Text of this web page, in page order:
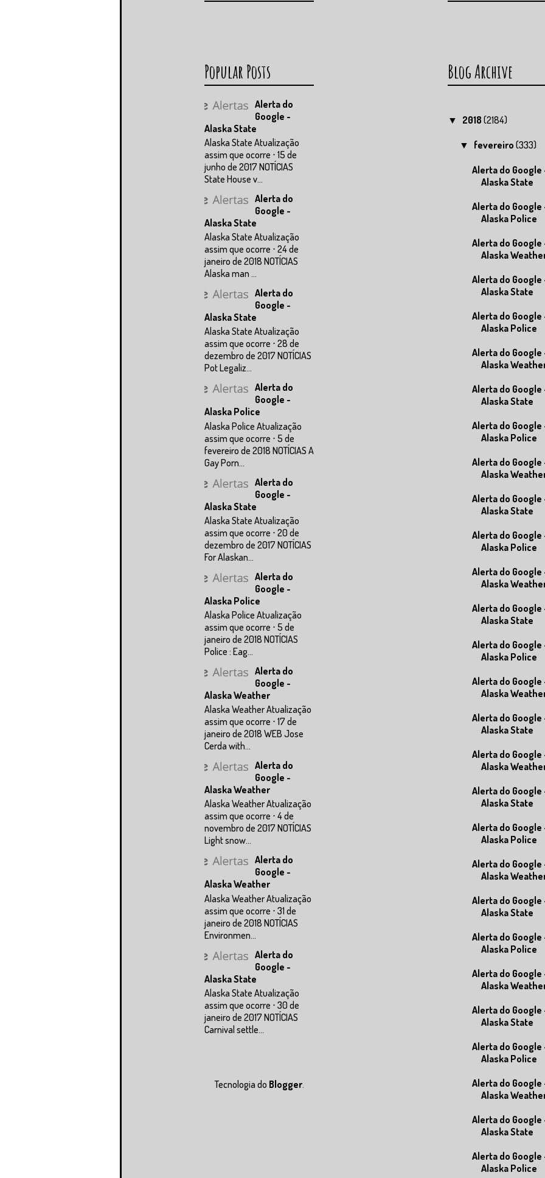
Popular Posts
Alerta do
Google -
Alaska State
Alaska State Atualização
assim que ocorre ⋅ 15 de
junho de 2017 NOTÍCIAS
State House v...
Alerta do
Google -
Alaska State
Alaska State Atualização
assim que ocorre ⋅ 24 de
janeiro de 2018 NOTÍCIAS
Alaska man ...
Alerta do
Google -
Alaska State
Alaska State Atualização
assim que ocorre ⋅ 28 de
dezembro de 2017 NOTÍCIAS
Pot Legaliz...
Alerta do
Google -
Alaska Police
Alaska Police Atualização
assim que ocorre ⋅ 5 de
fevereiro de 2018 NOTÍCIAS A
Gay Porn...
Alerta do
Google -
Alaska State
Alaska State Atualização
assim que ocorre ⋅ 20 de
dezembro de 2017 NOTÍCIAS
For Alaskan...
Alerta do
Google -
Alaska Police
Alaska Police Atualização
assim que ocorre ⋅ 5 de
janeiro de 2018 NOTÍCIAS
Police : Eag...
Alerta do
Google -
Alaska Weather
Alaska Weather Atualização
assim que ocorre ⋅ 17 de
janeiro de 2018 WEB Jose
Cerda with...
Alerta do
Google -
Alaska Weather
Alaska Weather Atualização
assim que ocorre ⋅ 4 de
novembro de 2017 NOTÍCIAS
Light snow...
Alerta do
Google -
Alaska Weather
Alaska Weather Atualização
assim que ocorre ⋅ 31 de
janeiro de 2018 NOTÍCIAS
Environmen...
Alerta do
Google -
Alaska State
Alaska State Atualização
assim que ocorre ⋅ 30 de
janeiro de 2017 NOTÍCIAS
Carnival settle...
Blog Archive
▼ 2018 (2184)
▼ fevereiro(333)
Alerta do Google
Alaska State
Alerta do Google
Alaska Police
Alerta do Google
Alaska
Alerta do Google
Alaska State
Alerta do Google
Alaska Police
Alerta do Google
Alaska
Alerta do Google
Alaska State
Alerta do Google
Alaska Police
Alerta do Google
Alaska
Alerta do Google
Alaska State
Alerta do Google
Alaska Police
Alerta do Google
Alaska
Alerta do Google
Alaska State
Alerta do Google
Alaska Police
Alerta do Google
Alaska
Alerta do Google
Alaska State
Alerta do Google
Alaska
Alerta do Google
Alaska State
Alerta do Google
Alaska Police
Alerta do Google
Alaska
Alerta do Google
Alaska State
Alerta do Google
Alaska Police
Alerta do Google
Alaska
Alerta do Google
Alaska State
Alerta do Google
Alaska Police
Alerta do Google
Alaska
Alerta do Google
Alaska State
Alerta do Google
Alaska Police
Tecnologia do Blogger.